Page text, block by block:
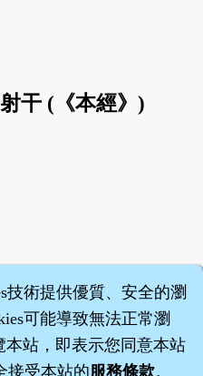
干 (《本經》)
技術提供優質、安全的瀏
可能導致無法正常瀏
本站，即表示您同意本站
接受本站的服務條款。